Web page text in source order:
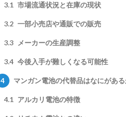
3.1 市場流通状況と在庫の現状
3.2 一部小売店や通販での販売
3.3 メーカーの生産調整
3.4 今後入手が難しくなる可能性
4 マンガン電池の代替品はなにがあ
4.1 アルカリ電池の特徴